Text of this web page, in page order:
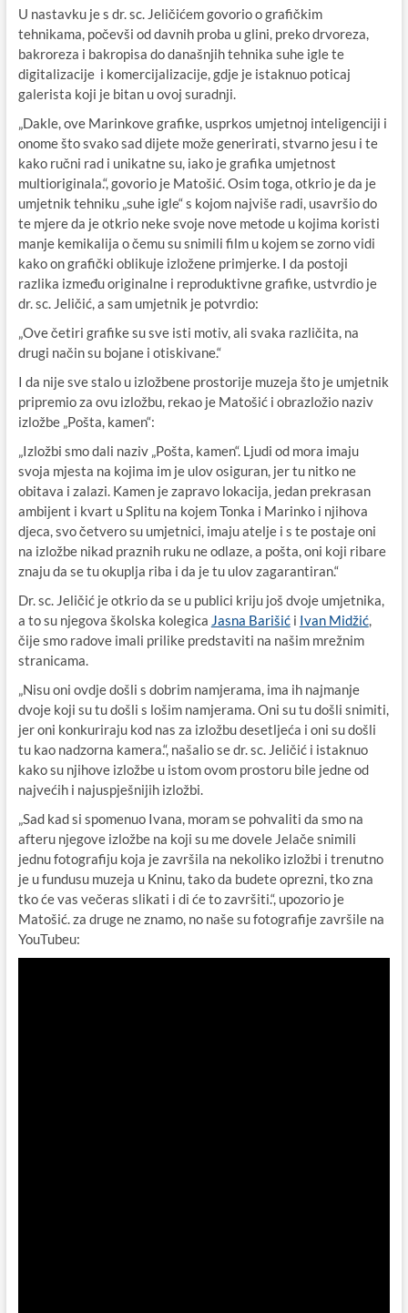
U nastavku je s dr. sc. Jeličićem govorio o grafičkim
tehnikama, počevši od davnih proba u glini, preko drvoreza,
bakroreza i bakropisa do današnjih tehnika suhe igle te
digitalizacije i komercijalizacije, gdje je istaknuo poticaj
galerista koji je bitan u ovoj suradnji.
„Dakle, ove Marinkove grafike, usprkos umjetnoj inteligenciji i
onome što svako sad dijete može generirati, stvarno jesu i te
kako ručni rad i unikatne su, iako je grafika umjetnost
multioriginala.“, govorio je Matošić. Osim toga, otkrio je da je
umjetnik tehniku „suhe igle“ s kojom najviše radi, usavršio do
te mjere da je otkrio neke svoje nove metode u kojima koristi
manje kemikalija o čemu su snimili film u kojem se zorno vidi
kako on grafički oblikuje izložene primjerke. I da postoji
razlika između originalne i reproduktivne grafike, ustvrdio je
dr. sc. Jeličić, a sam umjetnik je potvrdio:
„Ove četiri grafike su sve isti motiv, ali svaka različita, na
drugi način su bojane i otiskivane.“
I da nije sve stalo u izložbene prostorije muzeja što je umjetnik
pripremio za ovu izložbu, rekao je Matošić i obrazložio naziv
izložbe „Pošta, kamen“:
„Izložbi smo dali naziv „Pošta, kamen“. Ljudi od mora imaju
svoja mjesta na kojima im je ulov osiguran, jer tu nitko ne
obitava i zalazi. Kamen je zapravo lokacija, jedan prekrasan
ambijent i kvart u Splitu na kojem Tonka i Marinko i njihova
djeca, svo četvero su umjetnici, imaju atelje i s te postaje oni
na izložbe nikad praznih ruku ne odlaze, a pošta, oni koji ribare
znaju da se tu okuplja riba i da je tu ulov zagarantiran.“
Dr. sc. Jeličić je otkrio da se u publici kriju još dvoje umjetnika,
a to su njegova školska kolegica Jasna Barišići Ivan Midžić,
čije smo radove imali prilike predstaviti na našim mrežnim
stranicama.
„Nisu oni ovdje došli s dobrim namjerama, ima ih najmanje
dvoje koji su tu došli s lošim namjerama. Oni su tu došli snimiti,
jer oni konkuriraju kod nas za izložbu desetljeća i oni su došli
tu kao nadzorna kamera.“, našalio se dr. sc. Jeličić i istaknuo
kako su njihove izložbe u istom ovom prostoru bile jedne od
najvećih i najuspješnijih izložbi.
„Sad kad si spomenuo Ivana, moram se pohvaliti da smo na
afteru njegove izložbe na koji su me dovele Jelače snimili
jednu fotografiju koja je završila na nekoliko izložbi i trenutno
je u fundusu muzeja u Kninu, tako da budete oprezni, tko zna
tko će vas večeras slikati i di će to završiti.“, upozorio je
Matošić. za druge ne znamo, no naše su fotografije završile na
YouTubeu: